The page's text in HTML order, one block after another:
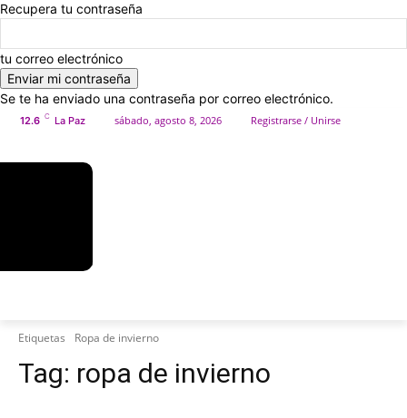
Recupera tu contraseña
tu correo electrónico
Se te ha enviado una contraseña por correo electrónico.
12.6 C La Paz sábado, agosto 8, 2026 Registrarse / Unirse
Etiquetas Ropa de invierno
Tag: ropa de invierno